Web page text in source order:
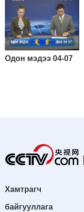
Одон мэдээ 04-07
Хамтрагч
байгууллага